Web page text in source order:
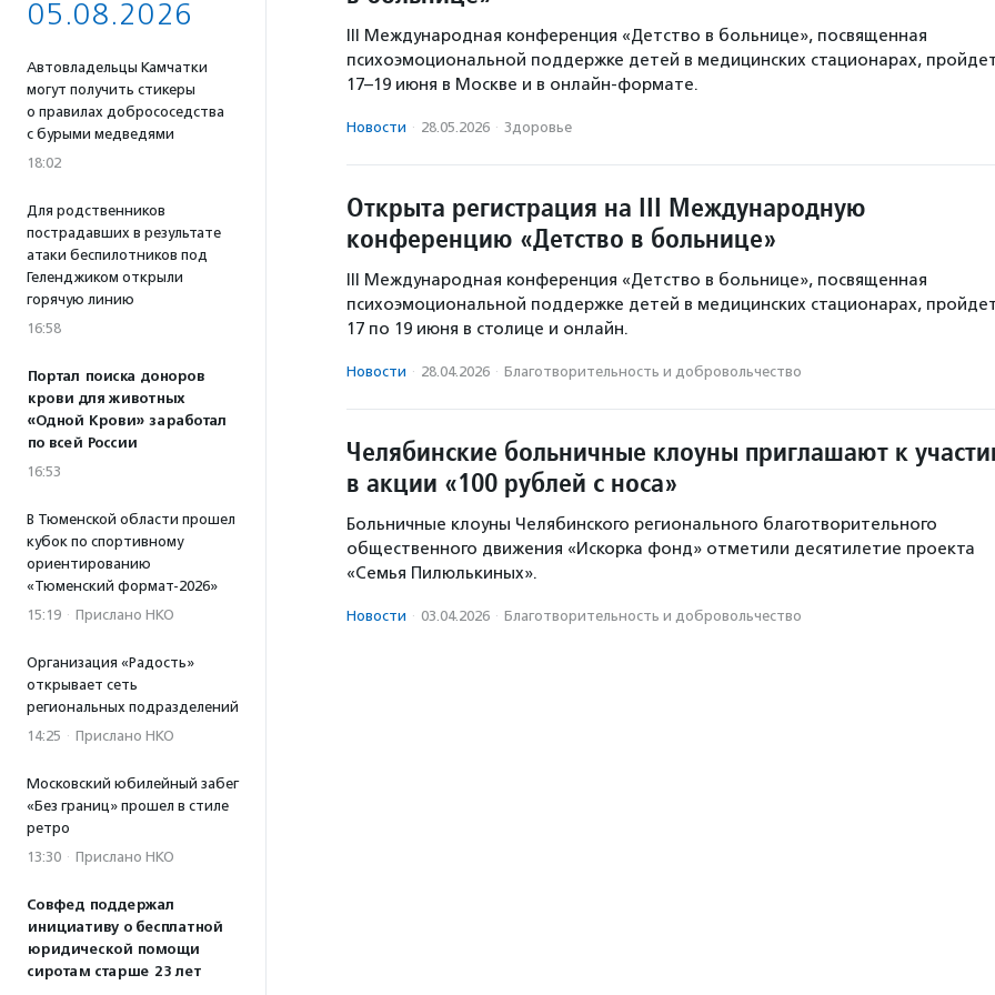
05.08.2026
Автовладельцы Камчатки
могут получить стикеры
о правилах добрососедства
с бурыми медведями
18:02
Для родственников
пострадавших в результате
атаки беспилотников под
Геленджиком открыли
горячую линию
16:58
Портал поиска доноров
крови для животных
«Одной Крови» заработал
по всей России
16:53
В Тюменской области прошел
кубок по спортивному
ориентированию
«Тюменский формат-2026»
15:19 · Прислано НКО
Организация «Радость»
открывает сеть
региональных подразделений
14:25 · Прислано НКО
Московский юбилейный забег
«Без границ» прошел в стиле
ретро
13:30 · Прислано НКО
Совфед поддержал
инициативу о бесплатной
юридической помощи
сиротам старше 23 лет
III Международная конференция «Детство в больнице», посвященная
психоэмоциональной поддержке детей в медицинских стационарах,
17–19 июня в Москве и в онлайн‑формате.
Новости · 28.05.2026 · Здоровье
Открыта регистрация на III Международную
конференцию «Детство в больнице»
III Международная конференция «Детство в больнице», посвященная
психоэмоциональной поддержке детей в медицинских стационарах,
17 по 19 июня в столице и онлайн.
Новости · 28.04.2026 · Благотвори­тель­ность и доброволь­чест­во
Челябинские больничные клоуны приглашают к
в акции «100 рублей с носа»
Больничные клоуны Челябинского регионального благотворительного
общественного движения «Искорка фонд» отметили десятилетие проекта
«Семья Пилюлькиных».
Новости · 03.04.2026 · Благотвори­тель­ность и доброволь­чест­во